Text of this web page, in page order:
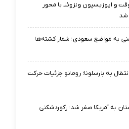
و اپوزیسیون ونزوئلا با محور
شد
به مواضع سعودی؛ شمار کشته‌ها
به بارسلونا؛ رومانو جزئیات حرکت
به آمریکا صفر شد؛ رکوردشکنی